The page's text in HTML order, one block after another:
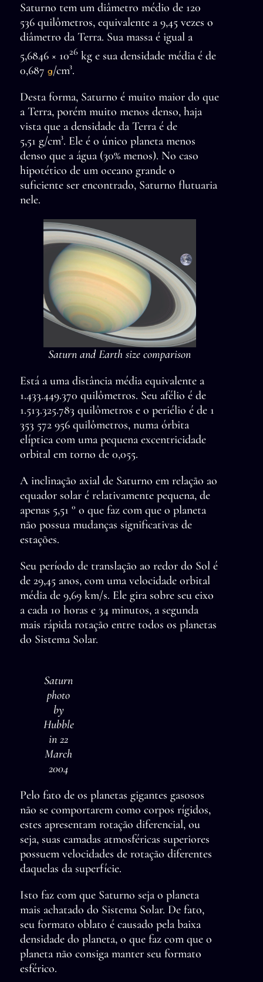
Saturno tem um diâmetro médio de 120
536 quilômetros, equivalente a 9,45 vezes o
diâmetro da Terra. Sua massa é igual a
5,6846 × 1026kg e sua densidade média é de
0,687 g/cm³.
Desta forma, Saturno é muito maior do que
a Terra, porém muito menos denso, haja
vista que a densidade da Terra é de
5,51 g/cm³. Ele é o único planeta menos
denso que a água (30% menos). No caso
hipotético de um oceano grande o
suficiente ser encontrado, Saturno flutuaria
nele.
Saturn and Earth size comparison
Está a uma distância média equivalente a
1.433.449.370 quilômetros. Seu afélio é de
1.513.325.783 quilômetros e o periélio é de 1
353 572 956 quilômetros, numa órbita
elíptica com uma pequena excentricidade
orbital em torno de 0,055.
A inclinação axial de Saturno em relação ao
equador solar é relativamente pequena, de
apenas 5,51 ° o que faz com que o planeta
não possua mudanças significativas de
estações.
Seu período de translação ao redor do Sol é
de 29,45 anos, com uma velocidade orbital
média de 9,69 km/s. Ele gira sobre seu eixo
a cada 10 horas e 34 minutos, a segunda
mais rápida rotação entre todos os planetas
do Sistema Solar.
Saturn
photo
by
Hubble
in 22
March
2004
Pelo fato de os planetas gigantes gasosos
não se comportarem como corpos rígidos,
estes apresentam rotação diferencial, ou
seja, suas camadas atmosféricas superiores
possuem velocidades de rotação diferentes
daquelas da superfície.
Isto faz com que Saturno seja o planeta
mais achatado do Sistema Solar. De fato,
seu formato oblato é causado pela baixa
densidade do planeta, o que faz com que o
planeta não consiga manter seu formato
esférico.